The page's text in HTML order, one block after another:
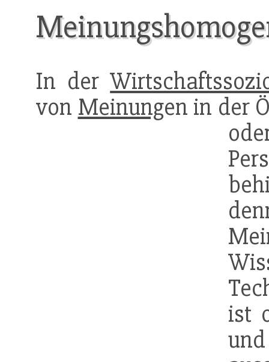
In der
von Meinungen in der
ist